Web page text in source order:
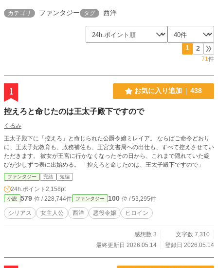
カテゴリ ファンタジー タグ 西洋
1 2
71件
1 お気に入り追加 438
控えろと命じたのは王太子殿下ですので
くるみ
王太子殿下に「控えろ」と命じられた公爵令嬢ミレイア。 ならばご命令どおり
に、王太子妃教育も、政務補佐も、王宮文書局への出仕も、すべて控えさせてい
ただきます。 彼女が王宮に行かなくなったその日から、これまで隠れていた綻
びが少しずつ表に出始める。 「控えろと命じたのは、王太子殿下ですので」
ファンタジー 完結 短編
24h.ポイント 2,158pt
小説 579 位 / 228,744件 ファンタジー 100 位 / 53,295件
シリアス 女主人公 西洋 悪役令嬢 ヒロイン
感想数 3
文字数 7,310
最終更新日 2026.05.14
登録日 2026.05.14